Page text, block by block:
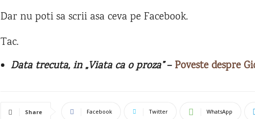
Dar nu poti sa scrii asa ceva pe Facebook.
Tac.
Data trecuta, in „Viata ca o proza”–Poveste despre
Share Facebook Twitter WhatsApp